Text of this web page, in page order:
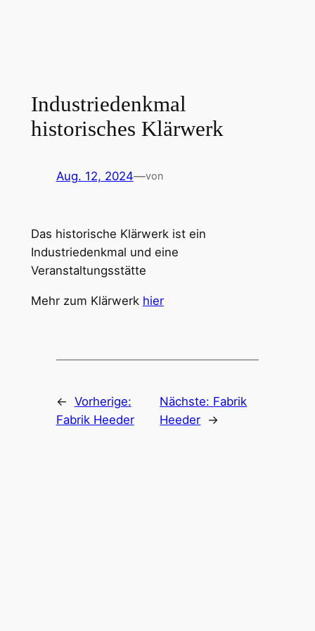
Industriedenkmal
historisches Klärwerk
Aug. 12, 2024—von
Das historische Klärwerk ist ein
Industriedenkmal und eine
Veranstaltungsstätte
Mehr zum Klärwerk hier
← Vorherige:
Fabrik Heeder
Nächste: Fabrik
Heeder →